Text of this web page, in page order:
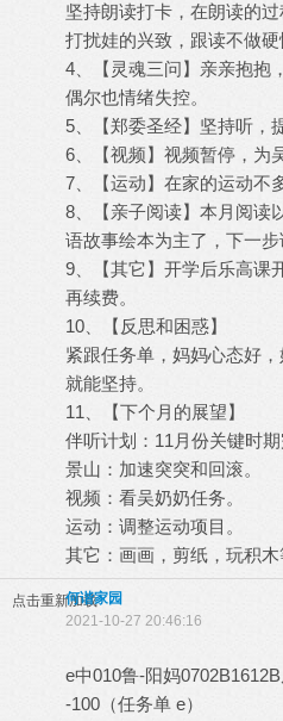
坚持朗读打卡，在朗读的
打扰娃的兴致，跟读不做硬
4、【灵魂三问】亲亲抱抱
偶尔也情绪失控。
5、【郑委圣经】坚持听，
6、【视频】视频暂停，为
7、【运动】在家的运动不多
8、【亲子阅读】本月阅读
语故事绘本为主了，下一步
9、【其它】开学后乐高课
再续费。
10、【反思和困惑】
紧跟任务单，妈妈心态好
就能坚持。
11、【下个月的展望】
伴听计划：11月份关键时期
景山：加速突突和回滚。
视频：看吴奶奶任务。
运动：调整运动项目。
其它：画画，剪纸，玩积木
点击重新加载
何谐家园
2021-10-27 20:46:16
e中010鲁-阳妈
-100（任务单 e）